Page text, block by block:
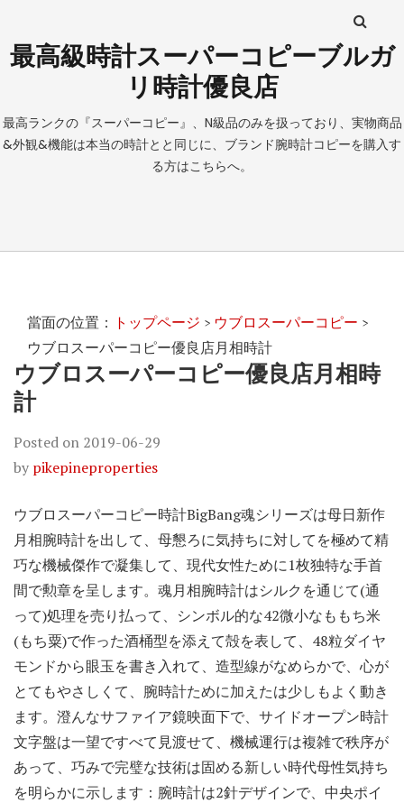
最高級時計スーパーコピーブルガ
リ時計優良店
最高ランクの『スーパーコピー』、N級品のみを扱っており、実物商品
&外観&機能は本当の時計とと同じに、ブランド腕時計コピーを購入す
る方はこちらへ。
當面の位置： トップページ > ウブロスーパーコピー >
ウブロスーパーコピー優良店月相時計
ウブロスーパーコピー優良店月相時
計
Posted on 2019-06-29
by pikepineproperties
ウブロスーパーコピー時計BigBang魂シリーズは母日新作
月相腕時計を出して、母懇ろに気持ちに対してを極めて精
巧な機械傑作で凝集して、現代女性ために1枚独特な手首
間で勲章を呈します。魂月相腕時計はシルクを通じて(通
って)処理を売り払って、シンボル的な42微小なももち米
(もち粟)で作った酒桶型を添えて殻を表して、48粒ダイヤ
モンドから眼玉を書き入れて、造型線がなめらかで、心が
とてもやさしくて、腕時計ために加えたは少しもよく動き
ます。澄んなサファイア鏡映面下で、サイドオープン時計
文字盤は一望ですべて見渡せて、機械運行は複雑で秩序が
あって、巧みで完璧な技術は固める新しい時代母性気持ち
を明らかに示します：腕時計は2針デザインで、中央ポイ